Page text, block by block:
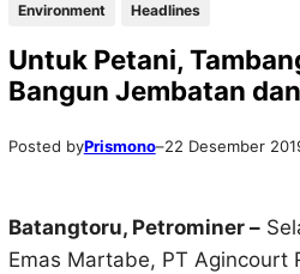
Environment Headlines
Untuk Petani,
Bangun Jembatan
Posted byPrismono–22 Desember
Batangtoru, Petrominer –
Emas Martabe, PT Agincourt